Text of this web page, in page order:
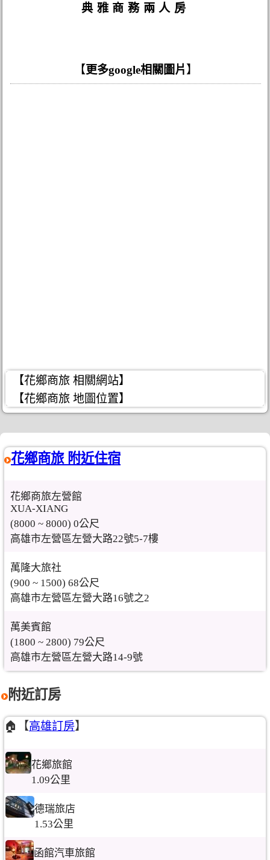
典雅商務兩人房
【 更多google相關圖片 】
【花鄉商旅 相關網站】
【花鄉商旅 地圖位置】
花鄉商旅 附近住宿
花鄉商旅左營館
XUA-XIANG
(8000 ~ 8000) 0公尺
高雄市左營區左營大路22號5-7樓
萬隆大旅社
(900 ~ 1500) 68公尺
高雄市左營區左營大路16號之2
萬美賓館
(1800 ~ 2800) 79公尺
高雄市左營區左營大路14-9號
附近訂房
🏠【高雄訂房】
花鄉旅館
1.09公里
德瑞旅店
1.53公里
函館汽車旅館